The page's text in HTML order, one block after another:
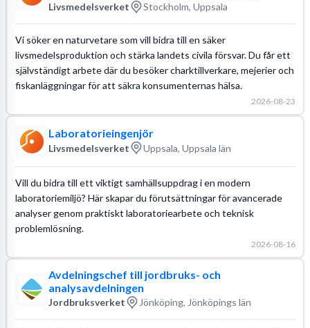
Livsmedelsverket Stockholm, Uppsala
Vi söker en naturvetare som vill bidra till en säker
livsmedelsproduktion och stärka landets civila försvar. Du får ett
självständigt arbete där du besöker charktillverkare, mejerier och
fiskanläggningar för att säkra konsumenternas hälsa.
2026-08-23
Laboratorieingenjör
Livsmedelsverket Uppsala, Uppsala län
Vill du bidra till ett viktigt samhällsuppdrag i en modern
laboratoriemiljö? Här skapar du förutsättningar för avancerade
analyser genom praktiskt laboratoriearbete och teknisk
problemlösning.
2026-08-16
Avdelningschef till jordbruks- och
analysavdelningen
Jordbruksverket Jönköping, Jönköpings län